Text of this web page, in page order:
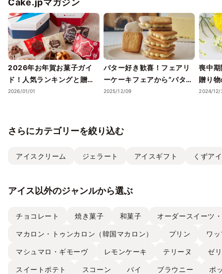
2026年お年賀お菓子ガイ
ド！人気ランキングと贈り
方のポイント
2026/01/01
バター好き歓喜！フェアリ
ーケーキフェアから“バター
そのもの”を味わう「究極の
も
2025/12/09
喪中
贈り
2024/12/
さらにカテゴリーを絞り込む
アイスクリーム ジェラート アイスギフト くずア
アイス以外のジャンルから選ぶ
チョコレート 焼き菓子 和菓子 オーダースイーツ
マカロン・トゥンカロン（韓国マカロン） プリン ワ
マシュマロ・ギモーヴ レモンケーキ テリーヌ ゼ
スイートポテト スコーン パイ ブラウニー ポ